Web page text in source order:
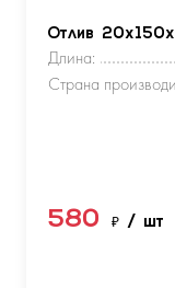
Отлив
Длина:
Страна
580 ₽ / шт